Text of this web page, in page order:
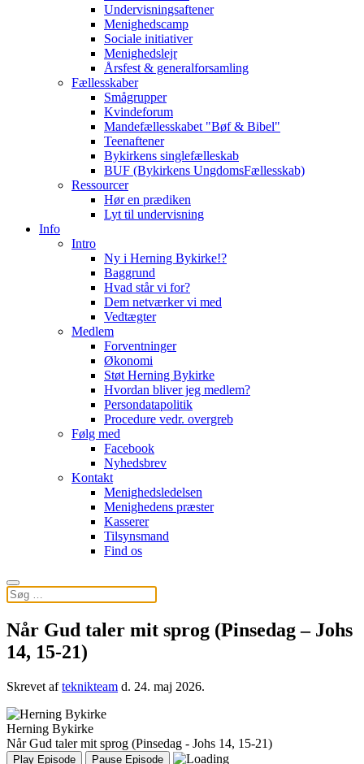
Undervisningsaftener
Menighedscamp
Sociale initiativer
Menighedslejr
Årsfest & generalforsamling
Fællesskaber
Smågrupper
Kvindeforum
Mandefællesskabet "Bøf & Bibel"
Teenaftener
Bykirkens singlefælleskab
BUF (Bykirkens UngdomsFællesskab)
Ressourcer
Hør en prædiken
Lyt til undervisning
Info
Intro
Ny i Herning Bykirke!?
Baggrund
Hvad står vi for?
Dem netværker vi med
Vedtægter
Medlem
Forventninger
Økonomi
Støt Herning Bykirke
Hvordan bliver jeg medlem?
Persondatapolitik
Procedure vedr. overgreb
Følg med
Facebook
Nyhedsbrev
Kontakt
Menighedsledelsen
Menighedens præster
Kasserer
Tilsynsmand
Find os
Når Gud taler mit sprog (Pinsedag – Johs
14, 15-21)
Skrevet afteknikteam d. 24. maj 2026.
Herning Bykirke
Når Gud taler mit sprog (Pinsedag - Johs 14, 15-21)
Play Episode
Pause Episode